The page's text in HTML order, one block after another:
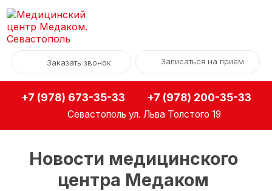
Заказать звонок Записаться на приём
+7 (978) 673-35-33 +7 (978) 200-35-33
Севастополь ул. Льва Толстого 19
Новости медицинского
центра Медаком